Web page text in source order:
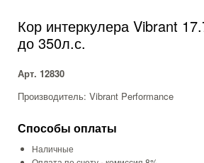
Кор интеркулера Vibrant
до 350л.с.
Арт. 12830
Производитель: Vibrant Performance
Способы оплаты
Наличные